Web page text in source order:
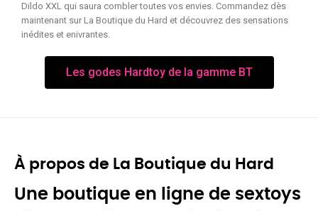
Dildo XXL qui saura combler toutes vos envies. Commandez dès
maintenant sur La Boutique du Hard et découvrez des sensations
inédites et enivrantes.
Les godes Hardtoy de la gamme BT
À propos de La Boutique du Hard
Une boutique en ligne de sextoys